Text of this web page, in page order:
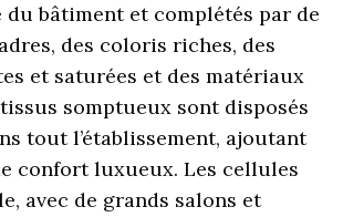
bâtiment et complétés par de
des coloris riches, des
et saturées et des matériaux
somptueux sont disposés
tout l’établissement, ajoutant
confort luxueux. Les cellules
avec de grands salons et